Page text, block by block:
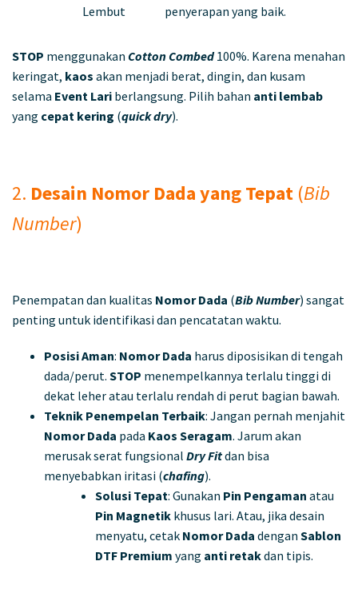
Lembut
penyerapan yang baik.
STOP menggunakan Cotton Combed100%. Karena menahan
keringat, kaos akan menjadi berat, dingin, dan kusam
selama Event Lari berlangsung. Pilih bahan anti lembab
yang cepat kering (quick dry).
2. Desain Nomor Dada yang Tepat (Bib
Number)
Penempatan dan kualitas Nomor Dada (Bib Number) sangat
penting untuk identifikasi dan pencatatan waktu.
Posisi Aman: Nomor Dada harus diposisikan di tengah
dada/perut. STOP menempelkannya terlalu tinggi di
dekat leher atau terlalu rendah di perut bagian bawah.
Teknik Penempelan Terbaik: Jangan pernah menjahit
Nomor Dada pada Kaos Seragam. Jarum akan
merusak serat fungsional Dry Fitdan bisa
menyebabkan iritasi (chafing).
Solusi Tepat: Gunakan Pin Pengaman atau
Pin Magnetik khusus lari. Atau, jika desain
menyatu, cetak Nomor Dada dengan Sablon
DTF Premium yang anti retakdan tipis.